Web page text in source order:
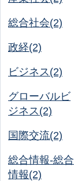
総合社会(2)
政経(2)
ビジネス(2)
グローバルビ
ジネス(2)
国際交流(2)
総合情報-総合
情報(2)